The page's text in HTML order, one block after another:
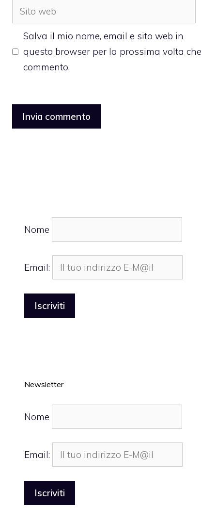
Sito
web
Salva il mio nome, email e sito web in
questo browser per la prossima volta che
commento.
Nome
Email:
Newsletter
Nome
Email: